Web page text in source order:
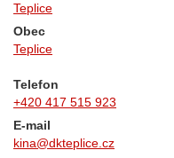
Teplice
Obec
Teplice
Telefon
+420 417 515 923
E-mail
kina@dkteplice.cz